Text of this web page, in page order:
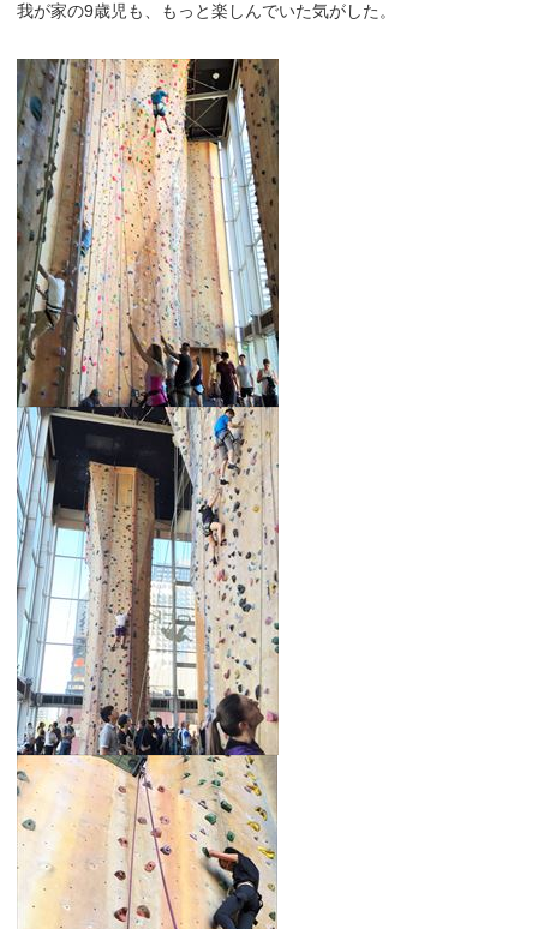
我が家の9歳児も、もっと楽しんでいた気がした。